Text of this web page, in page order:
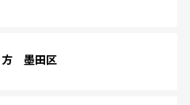
方 墨田区